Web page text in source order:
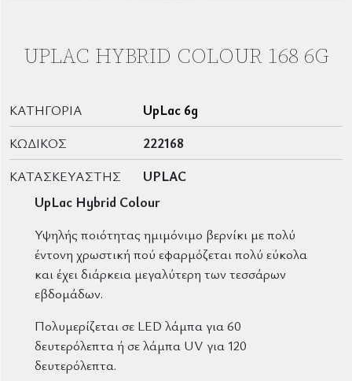
UPLAC HYBRID COLOUR 168 6G
ΚΑΤΗΓΟΡΊΑ
UpLac 6g
ΚΩΔΙΚΌΣ
222168
ΚΑΤΑΣΚΕΥΑΣΤΉΣ
UPLAC
UpLac Hybrid Colour
Υψηλής ποιότητας ημιμόνιμο βερνίκι με πολύ
έντονη χρωστική πού εφαρμόζεται πολύ εύκολα
και έχει διάρκεια μεγαλύτερη των τεσσάρων
εβδομάδων.
Πολυμερίζεται σε LED λάμπα για 60
δευτερόλεπτα ή σε λάμπα UV για 120
δευτερόλεπτα.